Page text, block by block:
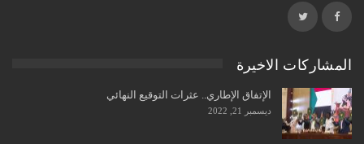
المشاركات الاخيرة
الإتفاق الإطاري.. عثرات التوقيع النهائي
ديسمبر 21, 2022